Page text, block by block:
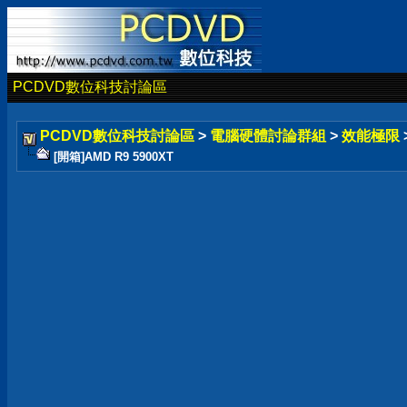
PCDVD數位科技討論區
PCDVD數位科技討論區 > 電腦硬體討論群組 > 效能極限
[開箱]AMD R9 5900XT